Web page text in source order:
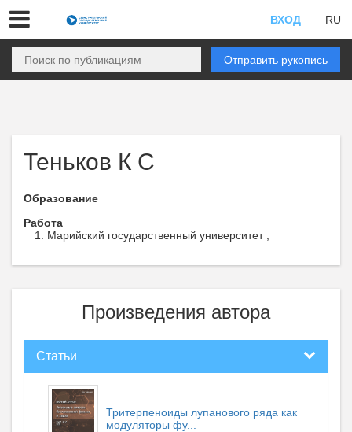
ВХОД RU
Отправить рукопись
Теньков К С
Образование
Работа
Марийский государственный университет ,
Произведения автора
Статьи
Тритерпеноиды лупанового ряда как
модуляторы фу...